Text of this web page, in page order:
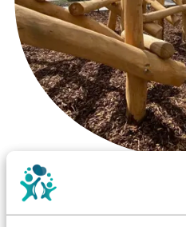
Wist je dat:
Vanaf een valhoogte